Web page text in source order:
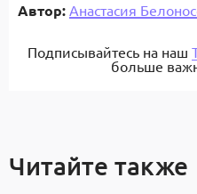
Автор: Анастасия
Подписывайтесь на наш
больше
Читайте также